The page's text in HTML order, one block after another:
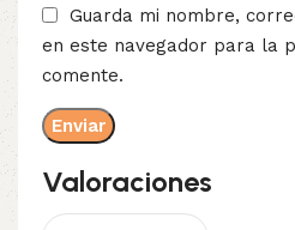
Valoraciones
Guarda mi nombre,
en este navegador para la
comente.